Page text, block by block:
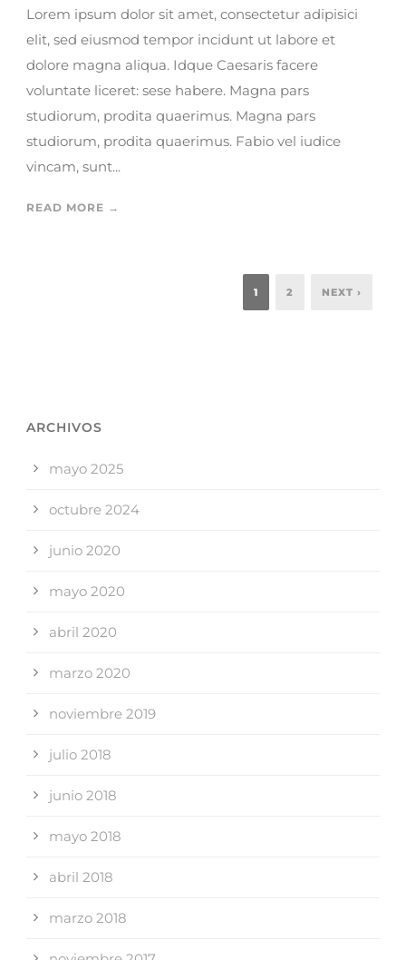
Lorem ipsum dolor sit amet, consectetur adipisici
elit, sed eiusmod tempor incidunt ut labore et
dolore magna aliqua. Idque Caesaris facere
voluntate liceret: sese habere. Magna pars
studiorum, prodita quaerimus. Magna pars
studiorum, prodita quaerimus. Fabio vel iudice
vincam, sunt...
READ MORE →
1 2 NEXT ›
ARCHIVOS
mayo 2025
octubre 2024
junio 2020
mayo 2020
abril 2020
marzo 2020
noviembre 2019
julio 2018
junio 2018
mayo 2018
abril 2018
marzo 2018